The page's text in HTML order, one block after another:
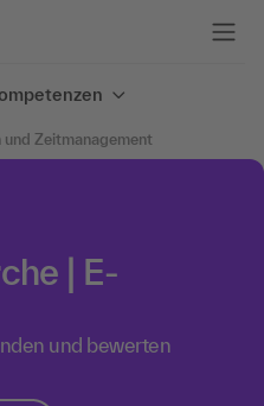
Zeitmanagement
| E-
und bewerten